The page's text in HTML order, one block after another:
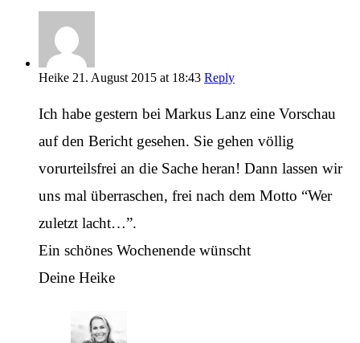
Heike 21. August 2015 at 18:43 Reply
Ich habe gestern bei Markus Lanz eine Vorschau
auf den Bericht gesehen. Sie gehen völlig
vorurteilsfrei an die Sache heran! Dann lassen wir
uns mal überraschen, frei nach dem Motto “Wer
zuletzt lacht…”.
Ein schönes Wochenende wünscht
Deine Heike